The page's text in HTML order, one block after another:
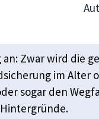
Zwar wird die
im
sogar den